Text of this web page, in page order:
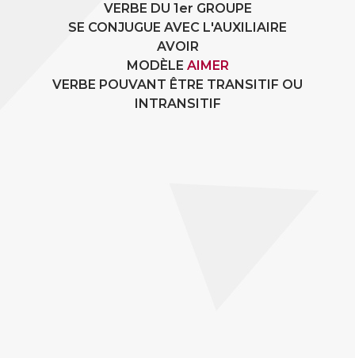
VERBE DU 1er GROUPE
SE CONJUGUE AVEC L'AUXILIAIRE
AVOIR
MODÈLE AIMER
VERBE POUVANT ÊTRE TRANSITIF OU
INTRANSITIF